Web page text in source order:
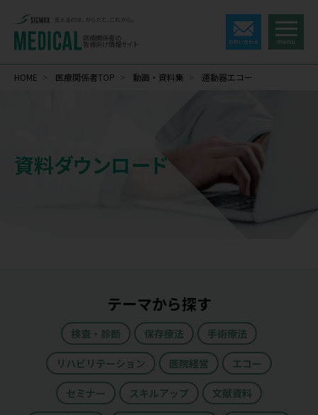
支えるのは、からだと、これから。
医療関係者の
皆様向け情報サイト
HOME > 医療関係者TOP > 動画・資料集 > 運動器エコー
資料ダウンロード
テーマから探す
検査・診断 保存療法 手術療法
リハビリテーション 医院経営 エコー
セミナー スキルアップ 文献資料